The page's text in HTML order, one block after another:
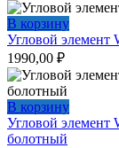
В корзину
Угловой элемент
1990,00 ₽
В корзину
Угловой элемент
болотный